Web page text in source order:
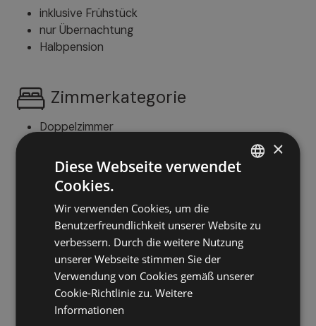
inklusive Frühstück
nur Übernachtung
Halbpension
Zimmerkategorie
Doppelzimmer
Position
in der Nähe der Aufstiegsanlagen
an den Pisten (Ski-In & Ski-Out)
zentral
Panoramalage
ruhige Lage
×
Diese Webseite verwendet
Cookies.
Wir verwenden Cookies, um die
Benutzerfreundlichkeit unserer Website zu
verbessern. Durch die weitere Nutzung
unserer Webseite stimmen Sie der
Verwendung von Cookies gemäß unserer
Cookie-Richtlinie zu. Weitere
Informationen